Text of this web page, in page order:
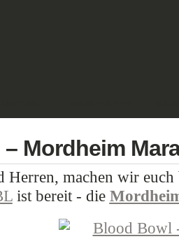
Mordheim
Herren, machen wir
ist bereit - die